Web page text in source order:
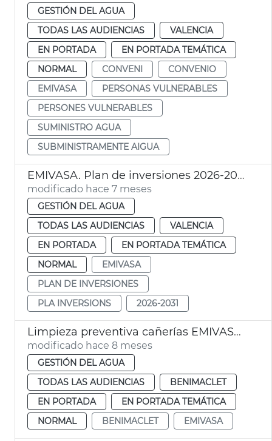
GESTIÓN DEL AGUA
TODAS LAS AUDIENCIAS
VALENCIA
EN PORTADA
EN PORTADA TEMÁTICA
NORMAL
CONVENI
CONVENIO
EMIVASA
PERSONAS VULNERABLES
PERSONES VULNERABLES
SUMINISTRO AGUA
SUBMINISTRAMENTE AIGUA
EMIVASA. Plan de inversiones 2026-2031
modificado hace 7 meses
GESTIÓN DEL AGUA
TODAS LAS AUDIENCIAS
VALENCIA
EN PORTADA
EN PORTADA TEMÁTICA
NORMAL
EMIVASA
PLAN DE INVERSIONES
PLA INVERSIONS
2026-2031
Limpieza preventiva cañerías EMIVASA València
modificado hace 8 meses
GESTIÓN DEL AGUA
TODAS LAS AUDIENCIAS
BENIMACLET
EN PORTADA
EN PORTADA TEMÁTICA
NORMAL
BENIMACLET EMIVASA